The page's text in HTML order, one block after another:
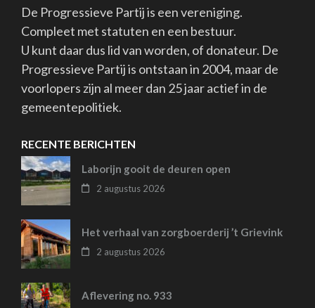
De Progressieve Partij is een vereniging.
Compleet met statuten en een bestuur.
U kunt daar dus lid van worden, of donateur. De
Progressieve Partij is ontstaan in 2004, maar de
voorlopers zijn al meer dan 25 jaar actief in de
gemeentepolitiek.
RECENTE BERICHTEN
Laborijn gooit de deuren open
2 augustus 2026
Het verhaal van zorgboerderij ’t Grievink
2 augustus 2026
Aflevering no. 933